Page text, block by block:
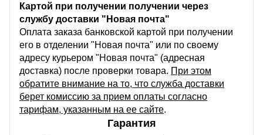
Картой при получении получении через
службу доставки "Новая почта"
Оплата заказа банковской картой при получении
его в отделении "Новая почта" или по своему
адресу курьером "Новая почта" (адресная
доставка) после проверки товара. При этом
обратите внимание на то, что служба доставки
берет комиссию за прием оплаты согласно
тарифам, указанным на ее сайте.
Гарантия